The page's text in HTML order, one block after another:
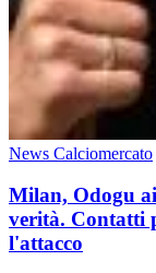
News Calciomercato
Milan, Odogu
verità. Contatti
l'attacco